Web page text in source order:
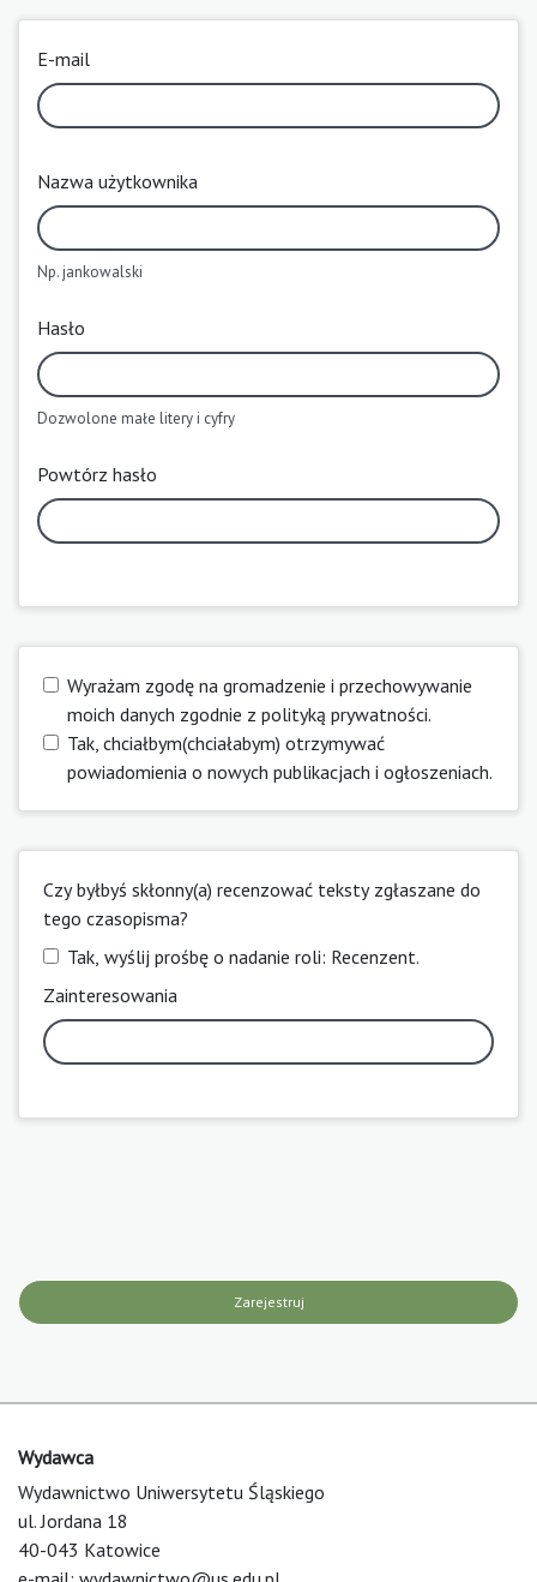
E-mail
Nazwa użytkownika
Np. jankowalski
Hasło
Dozwolone małe litery i cyfry
Powtórz hasło
Wyrażam zgodę na gromadzenie i przechowywanie
moich danych zgodnie z polityką prywatności.
Tak, chciałbym(chciałabym) otrzymywać
powiadomienia o nowych publikacjach i ogłoszeniach.
Czy byłbyś skłonny(a) recenzować teksty zgłaszane do
tego czasopisma?
Tak, wyślij prośbę o nadanie roli: Recenzent.
Zainteresowania
Zarejestruj
Wydawca
Wydawnictwo Uniwersytetu Śląskiego
ul. Jordana 18
40-043 Katowice